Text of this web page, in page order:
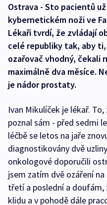
Ostrava - Sto pacientů
kybernetickém noži ve
Lékaři tvrdí, že zvládají
celé republiky tak, aby
ozařovač vhodný, čekali
maximálně dva měsíce.
je nádor prostaty.
Ivan Mikulíček je lékař.
poznal sám - před sedmi
léčbě se letos na jaře
diagnostikovány dvě
onkologové doporučili
jsem zatím dvě ozáření
třetí a poslední a doufám,
klidu a v pohodě dále